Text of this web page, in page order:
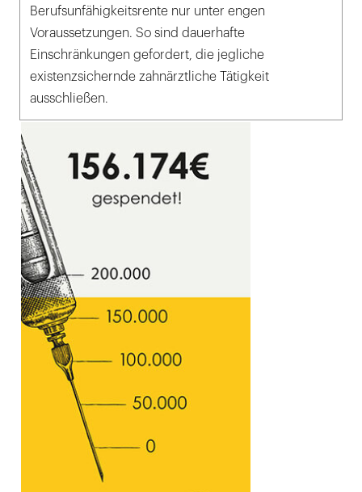
Berufsunfähigkeitsrente nur unter engen
Voraussetzungen. So sind dauerhafte
Einschränkungen gefordert, die jegliche
existenzsichernde zahnärztliche Tätigkeit
ausschließen.